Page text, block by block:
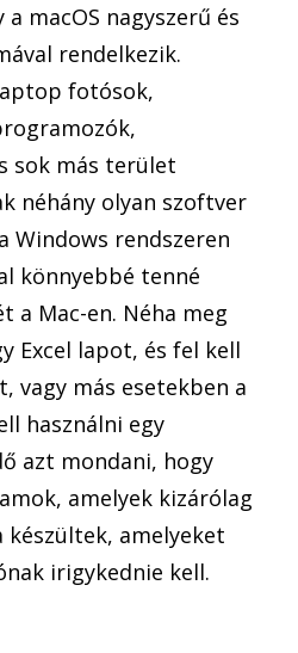
macOS nagyszerű és
rendelkezik.
fotósok,
sok más terület
néhány olyan szoftver
Windows rendszeren
könnyebbé tenné
a Mac-en. Néha meg
Excel lapot, és fel kell
vagy más esetekben a
használni egy
azt mondani, hogy
amelyek kizárólag
készültek, amelyeket
irigykednie kell.